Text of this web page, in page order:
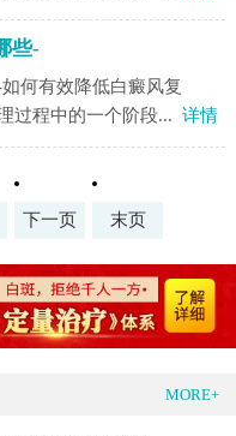
些-
何有效降低白癜风复
过程中的一个阶段... 详情
下一页 末页
MORE+